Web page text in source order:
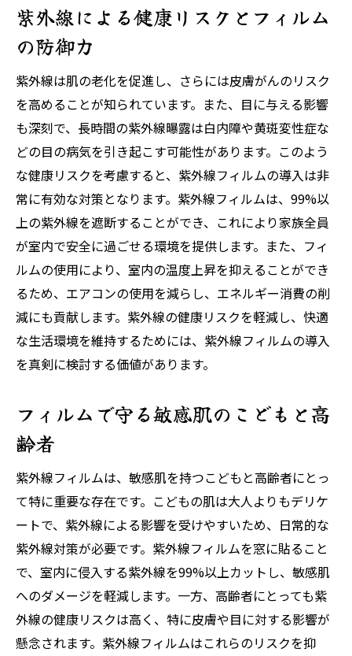
紫外線による健康リスクとフィルム
の防御力
紫外線は肌の老化を促進し、さらには皮膚がんのリスク
を高めることが知られています。また、目に与える影響
も深刻で、長時間の紫外線曝露は白内障や黄斑変性症な
どの目の病気を引き起こす可能性があります。このよう
な健康リスクを考慮すると、紫外線フィルムの導入は非
常に有効な対策となります。紫外線フィルムは、99%以
上の紫外線を遮断することができ、これにより家族全員
が室内で安全に過ごせる環境を提供します。また、フィ
ルムの使用により、室内の温度上昇を抑えることができ
るため、エアコンの使用を減らし、エネルギー消費の削
減にも貢献します。紫外線の健康リスクを軽減し、快適
な生活環境を維持するためには、紫外線フィルムの導入
を真剣に検討する価値があります。
フィルムで守る敏感肌のこどもと高
齢者
紫外線フィルムは、敏感肌を持つこどもと高齢者にとっ
て特に重要な存在です。こどもの肌は大人よりもデリケ
ートで、紫外線による影響を受けやすいため、日常的な
紫外線対策が必要です。紫外線フィルムを窓に貼ること
で、室内に侵入する紫外線を99%以上カットし、敏感肌
へのダメージを軽減します。一方、高齢者にとっても紫
外線の健康リスクは高く、特に皮膚や目に対する影響が
懸念されます。紫外線フィルムはこれらのリスクを抑